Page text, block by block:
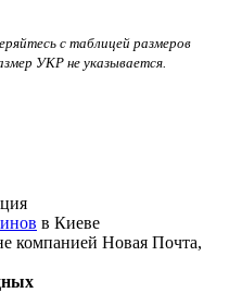
с таблицей размеров
УКР не указывается.
в Киеве
компанией Новая Почта,